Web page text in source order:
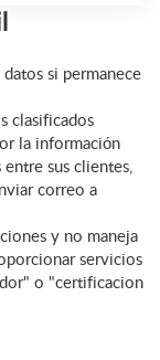
si permanece
clasificados
la información
sus clientes,
correo a
y no maneja
servicios
o "certificacion